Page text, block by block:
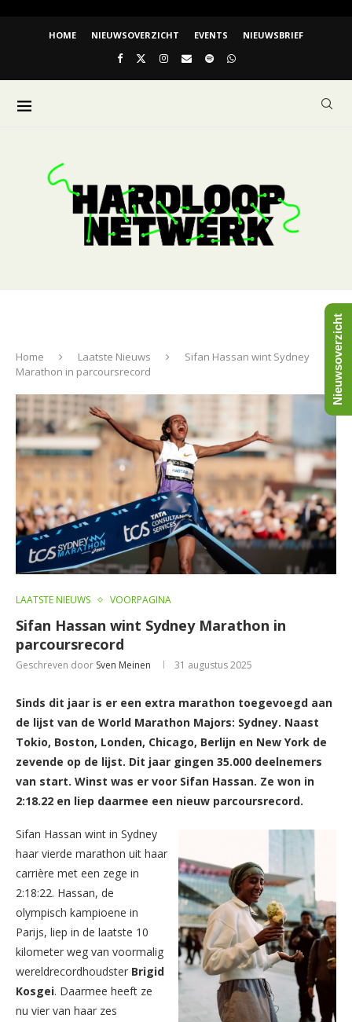
HOME NIEUWSOVERZICHT EVENTS NIEUWSBRIEF
Home Laatste Nieuws
Sifan Hassan wint Sydney
Marathon in parcoursrecord
LAATSTE NIEUWS VOORPAGINA
Sifan Hassan wint Sydney Marathon in
parcoursrecord
Geschreven door Sven Meinen 31 augustus 2025
Sinds dit jaar is er een extra marathon toegevoegd aan
de lijst van de World Marathon Majors: Sydney. Naast
Tokio, Boston, Londen, Chicago, Berlijn en New York de
zevende op de lijst. Dit jaar gingen 35.000 deelnemers
van start. Winst was er voor Sifan Hassan. Ze won in
2:18.22 en liep daarmee een nieuw parcoursrecord.
Sifan Hassan wint in Sydney
haar vierde marathon uit haar
carrière met een zege in
2:18:22. Hassan, de
olympisch kampioene in
Parijs, liep in de laatste 10
kilometer weg van voormalig
wereldrecordhoudster Brigid
Kosgei. Daarmee heeft ze
nu vier van haar zes
Nieuwsoverzicht